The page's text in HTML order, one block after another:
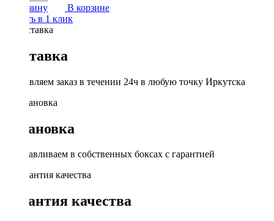
В корзину
В корзине
Купить в 1 клик
Доставка
Доставляем заказ в течении 24ч в любую точку Иркутска
Установка
Устанавливаем в собственных боксах с гарантией
Гарантия качества